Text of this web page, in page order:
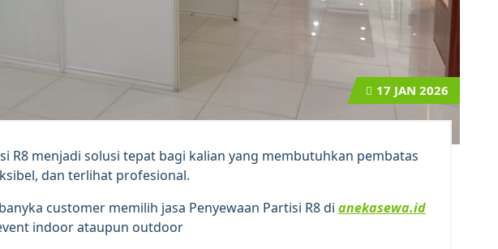
R8 menjadi solusi tepat bagi kalian yang membutuhkan pembatas
dan terlihat profesional.
customer memilih jasa Penyewaan Partisi R8 di anekasewa.id
indoor ataupun outdoor
17 JAN 2026